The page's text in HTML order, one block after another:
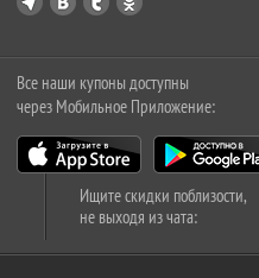
Все наши купоны доступны
через Мобильное Приложение:
Ищите скидки поблизости,
не выходя из чата: